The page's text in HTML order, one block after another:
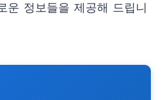
운 정보들을 제공해 드립니